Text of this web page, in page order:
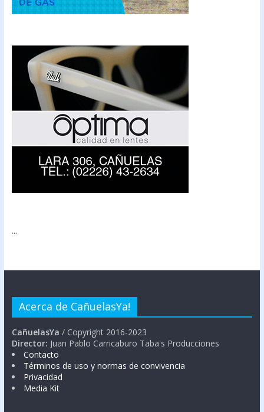
...
Acerca de CañuelasYa!
CañuelasYa / Copyright 2016-2023
Director: Juan Pablo Carricaburo Taba's Producciones
Contacto
Términos de uso y normas de convivencia
Privacidad
Media Kit